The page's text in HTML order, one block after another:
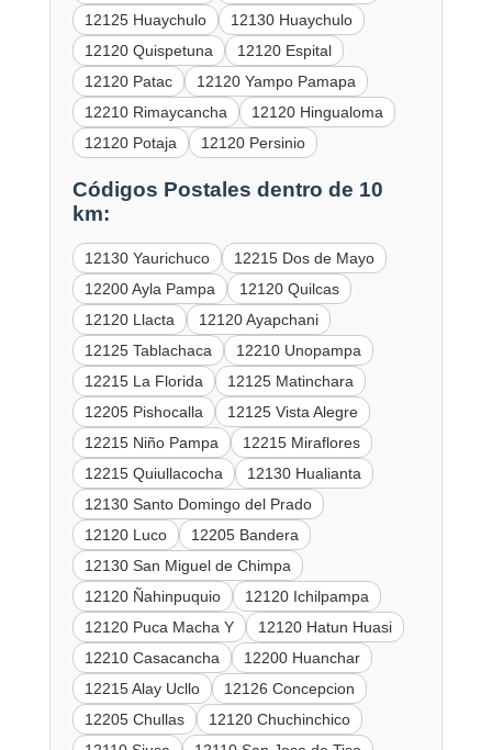
12125 Huaychulo
12130 Huaychulo
12120 Quispetuna
12120 Espital
12120 Patac
12120 Yampo Pamapa
12210 Rimaycancha
12120 Hingualoma
12120 Potaja
12120 Persinio
Códigos Postales dentro de 10
km:
12130 Yaurichuco
12215 Dos de Mayo
12200 Ayla Pampa
12120 Quilcas
12120 Llacta
12120 Ayapchani
12125 Tablachaca
12210 Unopampa
12215 La Florida
12125 Matinchara
12205 Pishocalla
12125 Vista Alegre
12215 Niño Pampa
12215 Miraflores
12215 Quiullacocha
12130 Hualianta
12130 Santo Domingo del Prado
12120 Luco
12205 Bandera
12130 San Miguel de Chimpa
12120 Ñahinpuquio
12120 Ichilpampa
12120 Puca Macha Y
12120 Hatun Huasi
12210 Casacancha
12200 Huanchar
12215 Alay Ucllo
12126 Concepcion
12205 Chullas
12120 Chuchinchico